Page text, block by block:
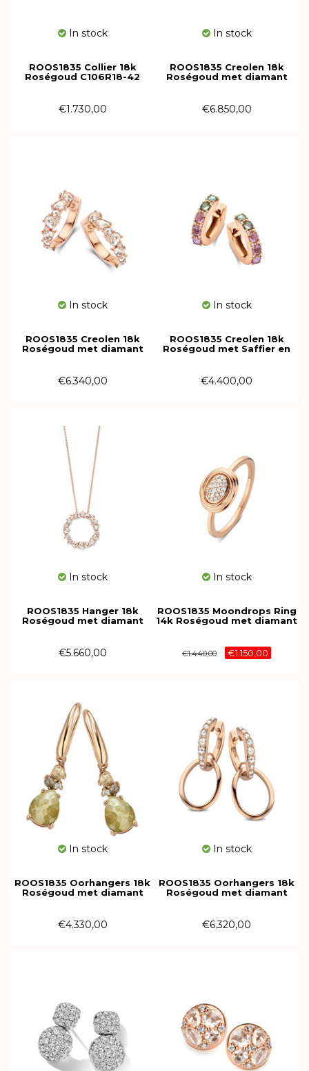
In stock
ROOS1835 Collier 18k
Roségoud C106R18-42
€1.730,00
In stock
ROOS1835 Creolen 18k
Roségoud met diamant
€6.850,00
In stock
ROOS1835 Creolen 18k
Roségoud met diamant
€6.340,00
In stock
ROOS1835 Creolen 18k
Roségoud met Saffier en
€4.400,00
In stock
ROOS1835 Hanger 18k
Roségoud met diamant
€5.660,00
In stock
ROOS1835 Moondrops Ring
14k Roségoud met diamant
€1.440,00 €1.150,00
In stock
ROOS1835 Oorhangers 18k
Roségoud met diamant
€4.330,00
In stock
ROOS1835 Oorhangers 18k
Roségoud met diamant
€6.320,00